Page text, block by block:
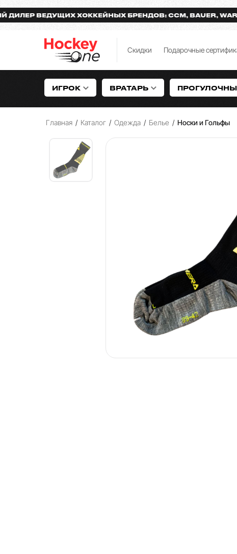
ВЕДУЩИХ ХОККЕЙНЫХ БРЕНДОВ: CCM, BAUER,
Скидки Подарочные
ИГРОК ВРАТАРЬ
Главная / Каталог / Одежда / Белье / Носки и Гольфы